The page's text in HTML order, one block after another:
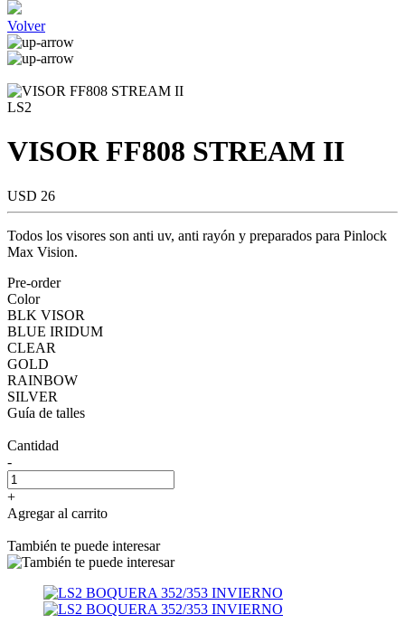
Volver
LS2
VISOR FF808 STREAM II
USD 26
Todos los visores son anti uv, anti rayón y preparados para Pinlock
Max Vision.
Pre-order
Color
BLK VISOR
BLUE IRIDUM
CLEAR
GOLD
RAINBOW
SILVER
Guía de talles
Cantidad
-
+
Agregar al carrito
También te puede interesar